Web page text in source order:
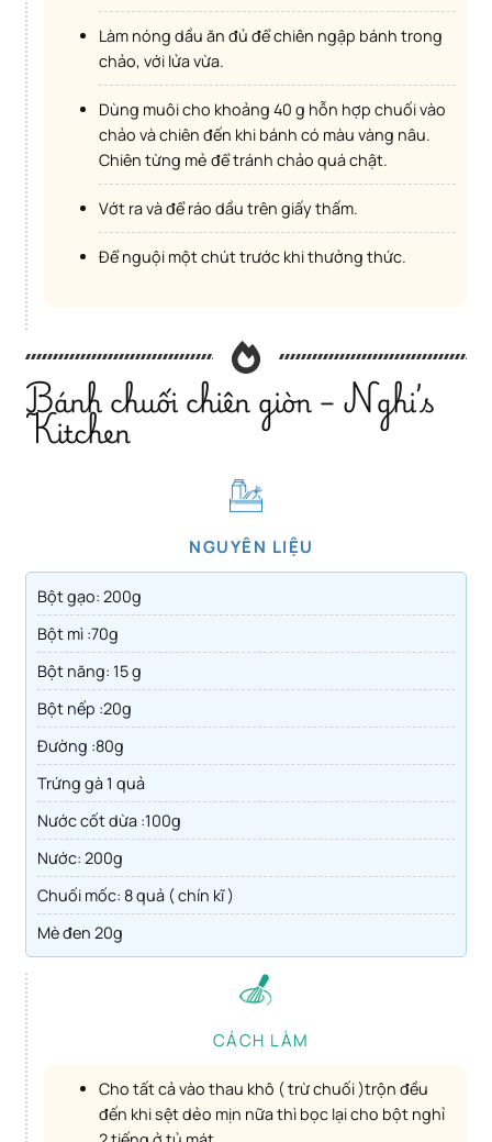
Làm nóng dầu ăn đủ để chiên ngập bánh trong
chảo, với lửa vừa.
Dùng muôi cho khoảng 40 g hỗn hợp chuối vào
chảo và chiên đến khi bánh có màu vàng nâu.
Chiên từng mẻ để tránh chảo quá chật.
Vớt ra và để ráo dầu trên giấy thấm.
Để nguội một chút trước khi thưởng thức.
Bánh chuối chiên giòn – Nghi’s
Kitchen
NGUYÊN LIỆU
Bột gạo: 200g
Bột mì :70g
Bột năng: 15 g
Bột nếp :20g
Đường :80g
Trứng gà 1 quả
Nước cốt dừa :100g
Nước: 200g
Chuối mốc: 8 quả ( chín kĩ )
Mè đen 20g
CÁCH LÀM
Cho tất cả vào thau khô ( trừ chuối )trộn đều
đến khi sệt dẻo mịn nữa thì bọc lại cho bột nghỉ